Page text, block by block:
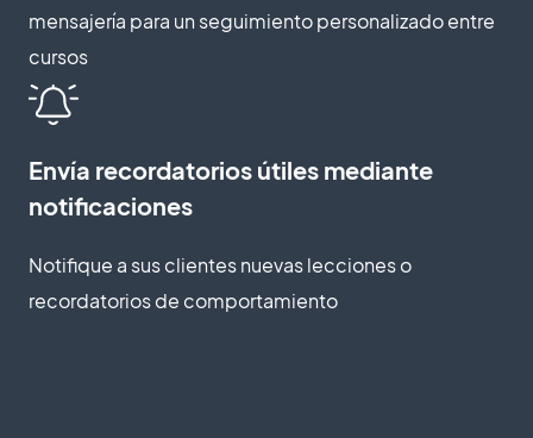
mensajería para un seguimiento personalizado entre
cursos
Envía recordatorios útiles mediante
notificaciones
Notifique a sus clientes nuevas lecciones o
recordatorios de comportamiento